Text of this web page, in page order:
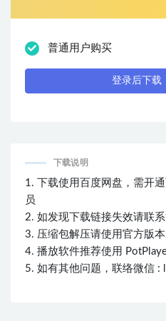
普通用户购买
登录后下载
下载说明
1. 下载使用百度网盘，需开
员
2. 如发现下载链接失效请联
3. 压缩包解压请使用官方版
4. 播放软件推荐使用
5. 如有其他问题，联络微信 :